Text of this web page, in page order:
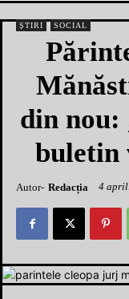
ȘTIRI SOCIAL
din nou:
buletin
Autor- Redacția 4